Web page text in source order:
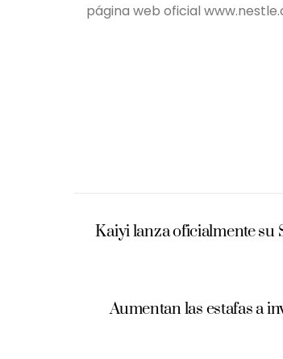
página web oficial
Kaiyi lanza oficialmente su
Aumentan las estafas a